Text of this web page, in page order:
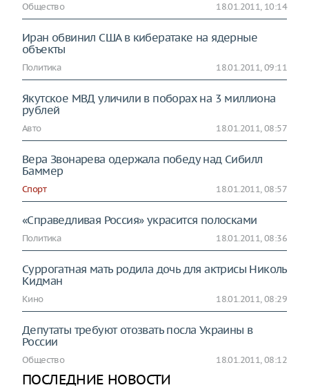
Общество 18.01.2011, 10:14
Иран обвинил США в кибератаке на ядерные
объекты
Политика 18.01.2011, 09:11
Якутское МВД уличили в поборах на 3 миллиона
рублей
Авто 18.01.2011, 08:57
Вера Звонарева одержала победу над Сибилл
Баммер
Спорт 18.01.2011, 08:57
«Справедливая Россия» украсится полосками
Политика 18.01.2011, 08:36
Суррогатная мать родила дочь для актрисы Николь
Кидман
Кино 18.01.2011, 08:29
Депутаты требуют отозвать посла Украины в
России
Общество 18.01.2011, 08:12
ПОСЛЕДНИЕ НОВОСТИ